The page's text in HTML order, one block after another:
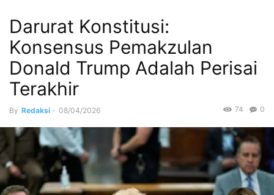
Darurat Konstitusi:
Konsensus Pemakzulan
Donald Trump Adalah Perisai
Terakhir
By Redaksi - 08/04/2026 0
74